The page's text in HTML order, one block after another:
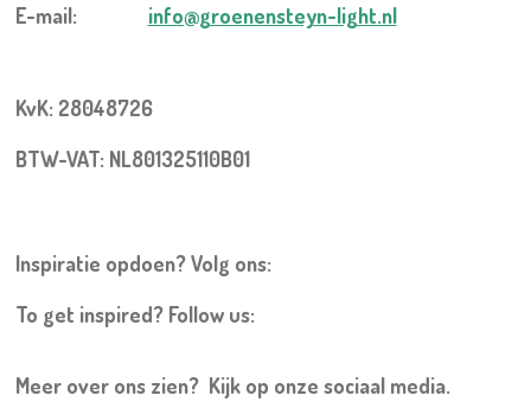
E-mail: info@groenensteyn-light.nl
KvK: 28048726
BTW-VAT: NL801325110B01
Inspiratie opdoen? Volg ons:
To get inspired? Follow us:
Meer over ons zien? Kijk op onze sociaal media.